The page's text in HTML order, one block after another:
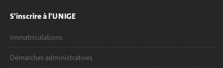
S'inscrire à l'UNIGE
Immatriculations
Démarches administratives